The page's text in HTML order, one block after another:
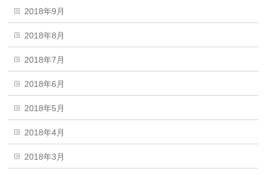
2018年9月
2018年8月
2018年7月
2018年6月
2018年5月
2018年4月
2018年3月